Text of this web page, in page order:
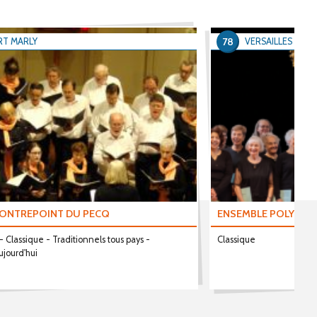
DU PECQ
Classique - Traditionnels tous pays -
MARLY
ENSEMBLE
Classique
VERSAILLES
78